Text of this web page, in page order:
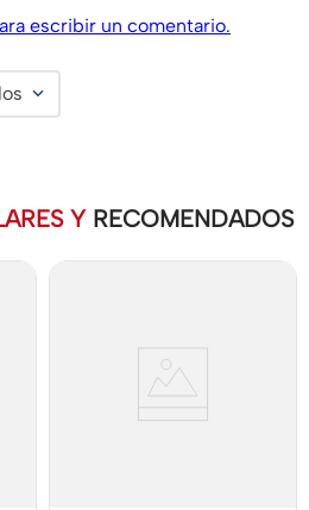
escribir un comentario.
Y RECOMENDADOS